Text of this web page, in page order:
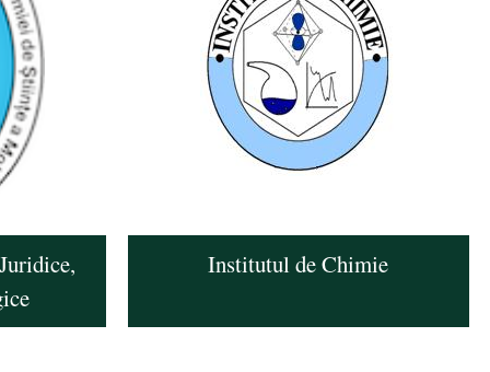
Institutul de Chimie